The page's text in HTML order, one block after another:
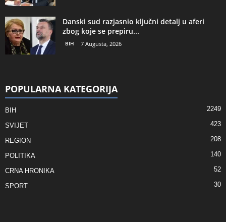
Danski sud razjasnio ključni detalj u aferi
zbog koje se prepiru...
BIH 7 Augusta, 2026
POPULARNA KATEGORIJA
BIH 2249
SVIJET 423
REGION 208
POLITIKA 140
CRNA HRONIKA 52
SPORT 30